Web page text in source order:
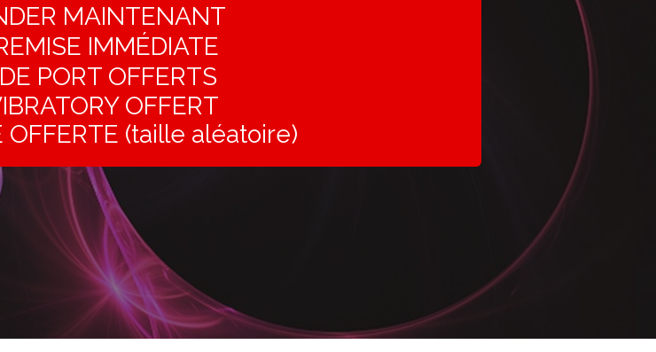
MAINTENANT
IMMÉDIATE
PORT OFFERTS
OFFERT
OFFERTE (taille aléatoire)